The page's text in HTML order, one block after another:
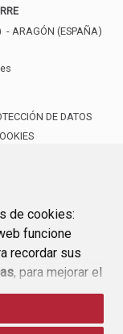
de cookies:
funcione
recordar sus
, para mejorar el
- ARAGÓN (ESPAÑA)
DE DATOS